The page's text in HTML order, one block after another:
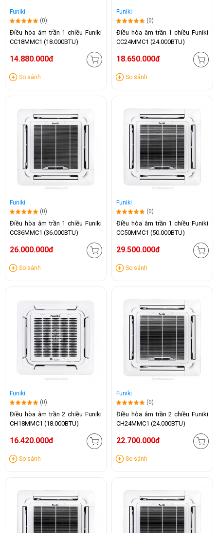
Funiki
(0)
Điều hòa âm trần 1 chiều Funiki
CC18MMC1 (18.000BTU)
14.880.000đ
So sánh
Funiki
(0)
Điều hòa âm trần 1 chiều Funiki
CC24MMC1 (24.000BTU)
18.650.000đ
So sánh
Funiki
(0)
Điều hòa âm trần 1 chiều Funiki
CC36MMC1 (36.000BTU)
26.000.000đ
So sánh
Funiki
(0)
Điều hòa âm trần 1 chiều Funiki
CC50MMC1 (50.000BTU)
29.500.000đ
So sánh
Funiki
(0)
Điều hòa âm trần 2 chiều Funiki
CH18MMC1 (18.000BTU)
16.420.000đ
So sánh
Funiki
(0)
Điều hòa âm trần 2 chiều Funiki
CH24MMC1 (24.000BTU)
22.700.000đ
So sánh